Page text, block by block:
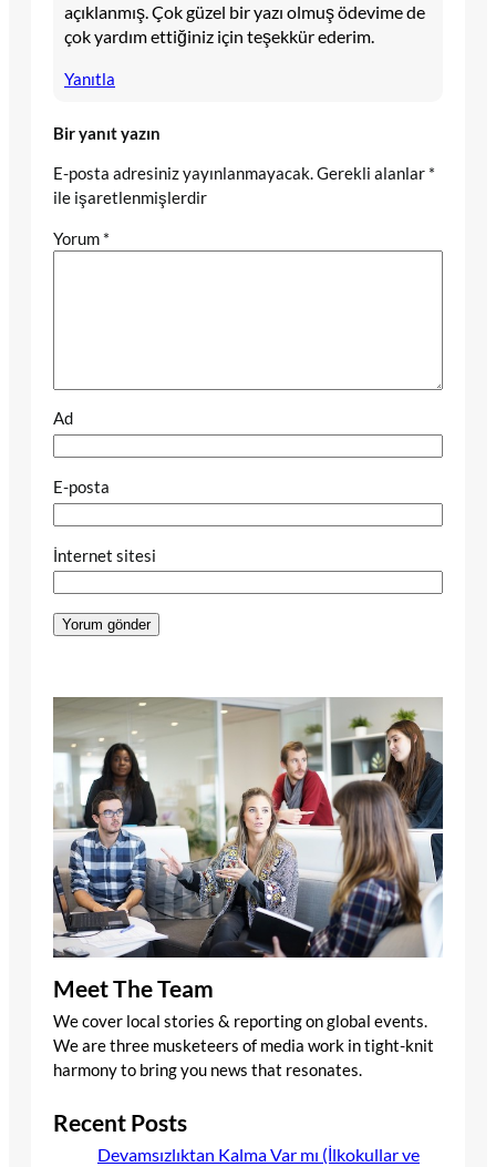
açıklanmış. Çok güzel bir yazı olmuş ödevime de
çok yardım ettiğiniz için teşekkür ederim.
Yanıtla
Bir yanıt yazın
E-posta adresiniz yayınlanmayacak.Gerekli alanlar *
ile işaretlenmişlerdir
Yorum *
Ad
E-posta
İnternet sitesi
Meet The Team
We cover local stories & reporting on global events.
We are three musketeers of media work in tight-knit
harmony to bring you news that resonates.
Recent Posts
Devamsızlıktan Kalma Var mı (İlkokullar ve